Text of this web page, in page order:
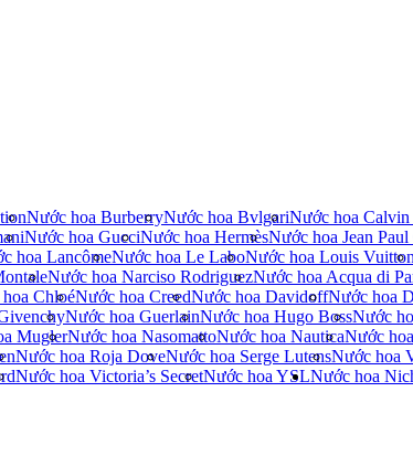
Nước hoa BurberryNước hoa BvlgariNước hoa
Nước hoa GucciNước hoa HermèsNước hoa Jean
hoa LancômeNước hoa Le LaboNước hoa Louis Vuitton
Nước hoa Narciso RodriguezNước hoa Acqua di
ChloéNước hoa CreedNước hoa DavidoffNước hoa
Nước hoa GuerlainNước hoa Hugo BossNước
MuglerNước hoa NasomattoNước hoa NauticaNước
Nước hoa Roja DoveNước hoa Serge LutensNước hoa
Nước hoa Victoria’s SecretNước hoa YSLNước hoa